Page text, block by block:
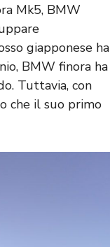
Mk5, BMW
giapponese ha
BMW finora ha
Tuttavia, con
che il suo primo